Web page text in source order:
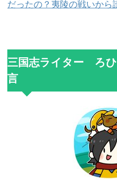
だったの？夷陵の戦いから
三国志ライター ろひ
言